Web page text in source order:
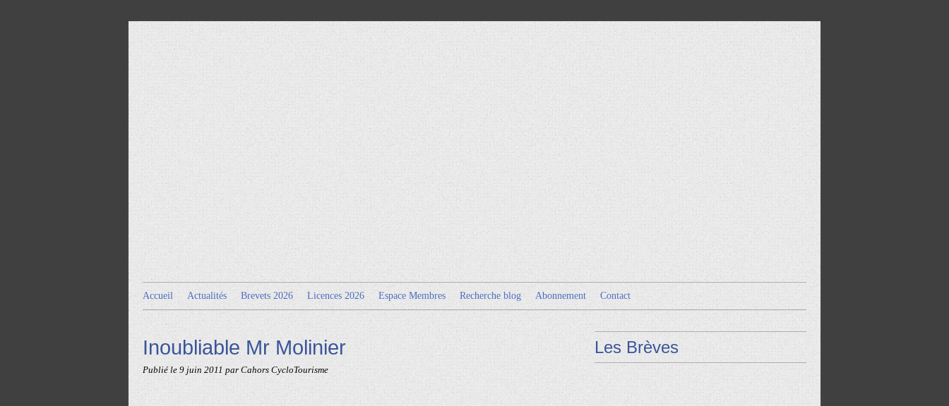
Accueil Actualités Brevets 2026 Licences 2026 Espace Membres Recherche blog Abonnement Contact
Inoubliable Mr Molinier
Publié le9 juin 2011par Cahors CycloTourisme
Les Brèves